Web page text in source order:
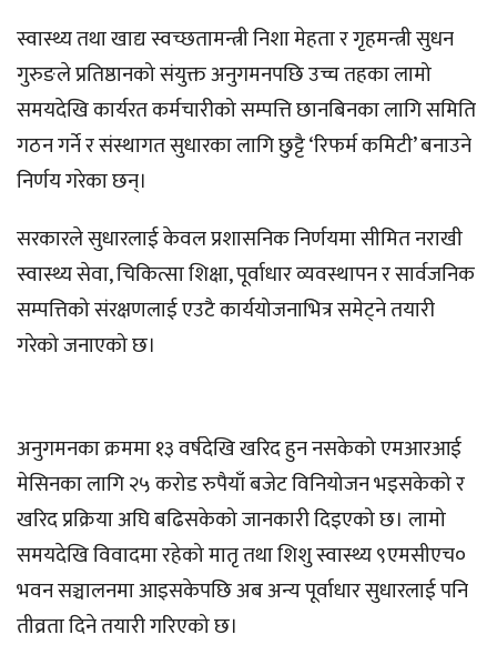
स्वास्थ्य तथा खाद्य स्वच्छतामन्त्री निशा मेहता र गृहमन्त्री सुधन
गुरुङले प्रतिष्ठानको संयुक्त अनुगमनपछि उच्च तहका लामो
समयदेखि कार्यरत कर्मचारीको सम्पत्ति छानबिनका लागि समिति
गठन गर्ने र संस्थागत सुधारका लागि छुट्टै ‘रिफर्म कमिटी’ बनाउने
निर्णय गरेका छन्।
सरकारले सुधारलाई केवल प्रशासनिक निर्णयमा सीमित नराखी
स्वास्थ्य सेवा, चिकित्सा शिक्षा, पूर्वाधार व्यवस्थापन र सार्वजनिक
सम्पत्तिको संरक्षणलाई एउटै कार्ययोजनाभित्र समेट्ने तयारी
गरेको जनाएको छ।
अनुगमनका क्रममा १३ वर्षदेखि खरिद हुन नसकेको एमआरआई
मेसिनका लागि २५ करोड रुपैयाँ बजेट विनियोजन भइसकेको र
खरिद प्रक्रिया अघि बढिसकेको जानकारी दिइएको छ। लामो
समयदेखि विवादमा रहेको मातृ तथा शिशु स्वास्थ्य ९एमसीएच०
भवन सञ्चालनमा आइसकेपछि अब अन्य पूर्वाधार सुधारलाई पनि
तीव्रता दिने तयारी गरिएको छ।